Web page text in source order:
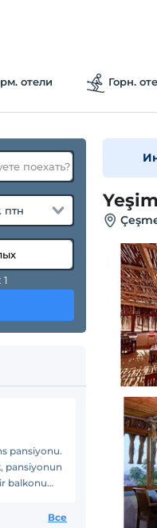
отели Горн.
птн
pansiyonu.
pansiyonun
balkonu
Işletmeci
Все